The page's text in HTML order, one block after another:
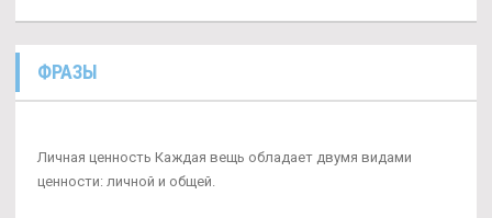
ФРАЗЫ
Личная ценность Каждая вещь обладает двумя видами
ценности: личной и общей.